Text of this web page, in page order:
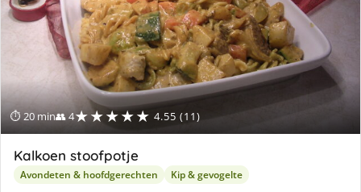
⏱ 20 min👥 4★★★★★ 4.55 (11)
Kalkoen stoofpotje
Avondeten & hoofdgerechten Kip & gevogelte